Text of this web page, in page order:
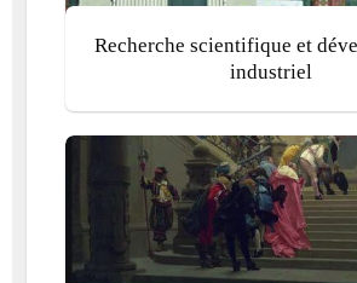
Recherche scientifique et
industriel